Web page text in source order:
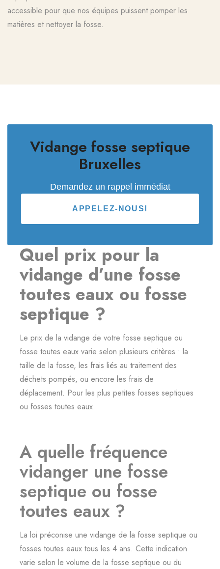
accessible pour que nos équipes puissent pomper les
matières et nettoyer la fosse.
Vidange fosse septique
Bruxelles
Demandez un rappel immédiat
APPELEZ-NOUS!
Quel prix pour la
vidange d’une fosse
toutes eaux ou fosse
septique ?
Le prix de la vidange de votre fosse septique ou
fosse toutes eaux varie selon plusieurs critères : la
taille de la fosse, les frais liés au traitement des
déchets pompés, ou encore les frais de
déplacement. Pour les plus petites fosses septiques
ou fosses toutes eaux.
A quelle fréquence
vidanger une fosse
septique ou fosse
toutes eaux ?
La loi préconise une vidange de la fosse septique ou
fosses toutes eaux tous les 4 ans. Cette indication
varie selon le volume de la fosse septique ou du